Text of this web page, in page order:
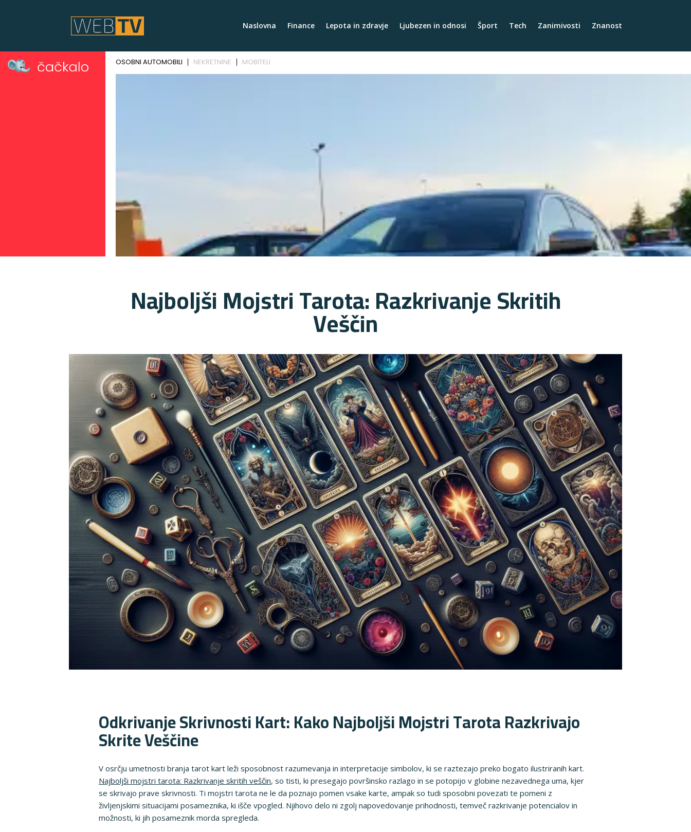
Naslovna Finance Lepota in zdravje Ljubezen in odnosi Šport Tech Zanimivosti Znanost
Najboljši Mojstri Tarota: Razkrivanje Skritih
Veščin
Odkrivanje Skrivnosti Kart: Kako Najboljši Mojstri Tarota Razkrivajo
Skrite Veščine
V osrčju umetnosti branja tarot kart leži sposobnost razumevanja in interpretacije simbolov, ki se raztezajo preko bogato ilustriranih kart.
Najboljši mojstri tarota: Razkrivanje skritih veščin, so tisti, ki presegajo površinsko razlago in se potopijo v globine nezavednega uma, kjer
se skrivajo prave skrivnosti. Ti mojstri tarota ne le da poznajo pomen vsake karte, ampak so tudi sposobni povezati te pomeni z
življenjskimi situacijami posameznika, ki išče vpogled. Njihovo delo ni zgolj napovedovanje prihodnosti, temveč razkrivanje potencialov in
možnosti, ki jih posameznik morda spregleda.